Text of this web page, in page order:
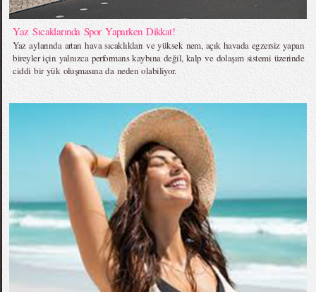
Yaz Sıcaklarında Spor Yaparken Dikkat!
Yaz aylarında artan hava sıcaklıkları ve yüksek nem, açık havada egzersiz yapan
bireyler için yalnızca performans kaybına değil, kalp ve dolaşım sistemi üzerinde
ciddi bir yük oluşmasına da neden olabiliyor.